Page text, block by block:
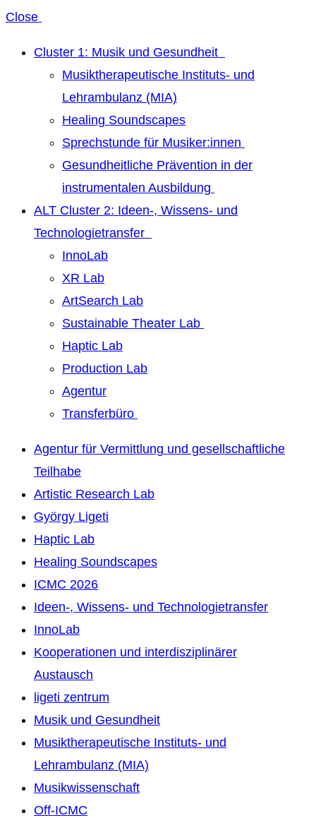
Close
Cluster 1: Musik und Gesundheit
Musiktherapeutische Instituts- und
Lehrambulanz (MIA)
Healing Soundscapes
Sprechstunde für Musiker:innen
Gesundheitliche Prävention in der
instrumentalen Ausbildung
ALT Cluster 2: Ideen-, Wissens- und
Technologietransfer
InnoLab
XR Lab
ArtSearch Lab
Sustainable Theater Lab
Haptic Lab
Production Lab
Agentur
Transferbüro
Agentur für Vermittlung und gesellschaftliche
Teilhabe
Artistic Research Lab
György Ligeti
Haptic Lab
Healing Soundscapes
ICMC 2026
Ideen-, Wissens- und Technologietransfer
InnoLab
Kooperationen und interdisziplinärer
Austausch
ligeti zentrum
Musik und Gesundheit
Musiktherapeutische Instituts- und
Lehrambulanz (MIA)
Musikwissenschaft
Off-ICMC